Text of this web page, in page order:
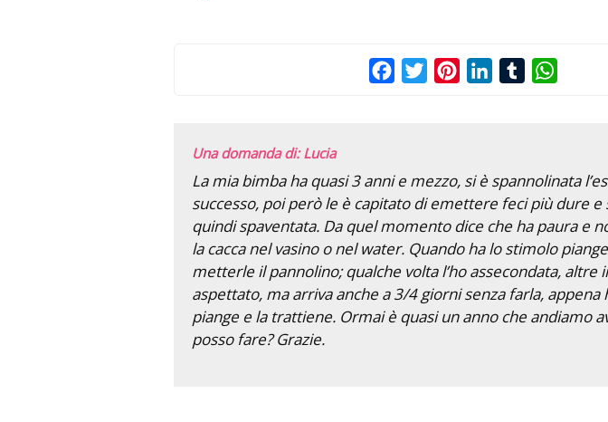
FacebookTwitterPinterestLinkedInTumblr
Una domanda di: Lucia
La mia bimba ha quasi 3 anni e mezzo, si è spannolinata
successo, poi però le è capitato di emettere feci più dure e
quindi spaventata. Da quel momento dice che ha paura e
la cacca nel vasino o nel water. Quando ha lo stimolo
metterle il pannolino; qualche volta l’ho assecondata, altre
aspettato, ma arriva anche a 3/4 giorni senza farla, appena
piange e la trattiene. Ormai è quasi un anno che andiamo
posso fare? Grazie.